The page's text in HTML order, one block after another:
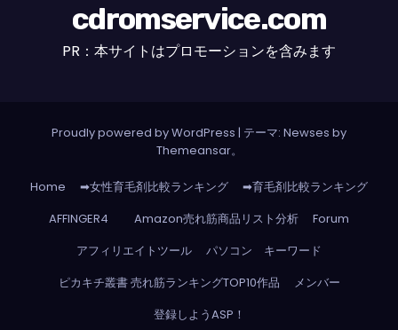
cdromservice.com
PR：本サイトはプロモーションを含みます
Proudly powered by WordPress | テーマ: Newses by
Themeansar。
Home ➡女性育毛剤比較ランキング
➡育毛剤比較ランキング
AFFINGER4
Amazon売れ筋商品リスト分析
Forum
アフィリエイトツール
パソコン キーワード
ピカキチ叢書 売れ筋ランキングTOP10作品
メンバー
登録しようASP！